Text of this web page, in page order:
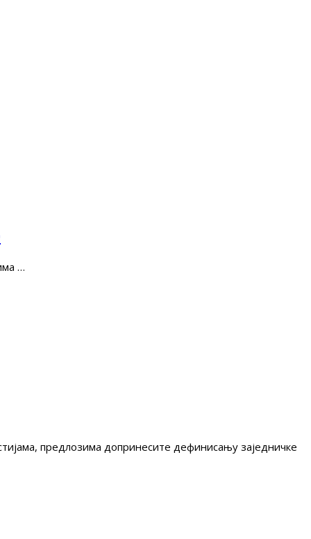
…
предлозима допринесите дефинисању заједничке